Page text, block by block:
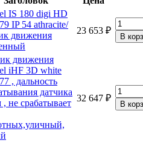
IS 180 digi HD
IP 54 athracite/
движения
23 653 ₽
движения
iHF 3D white
, дальность
датчика
, не срабатывает 32 647 ₽